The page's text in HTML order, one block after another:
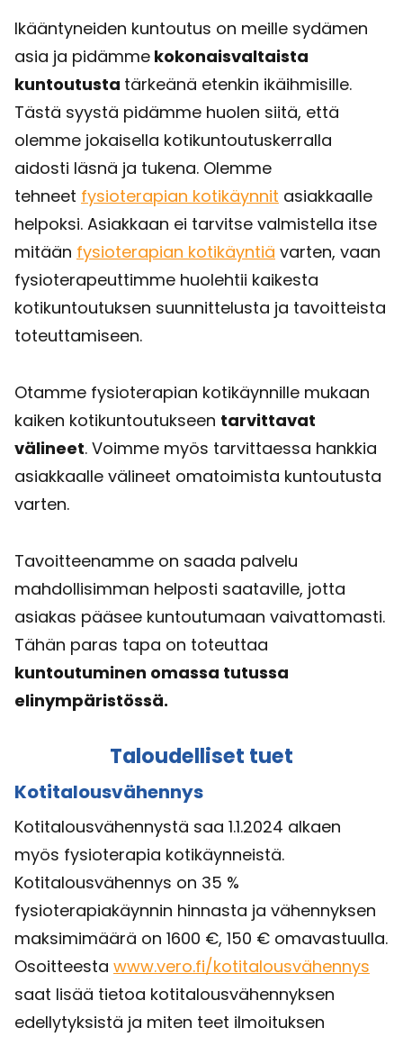
Ikääntyneiden kuntoutus on meille sydämen
asia ja pidämme kokonaisvaltaista
kuntoutusta tärkeänä etenkin ikäihmisille.
Tästä syystä pidämme huolen siitä, että
olemme jokaisella kotikuntoutuskerralla
aidosti läsnä ja tukena. Olemme
tehneet fysioterapian kotikäynnit asiakkaalle
helpoksi. Asiakkaan ei tarvitse valmistella itse
mitään fysioterapian kotikäyntiä varten, vaan
fysioterapeuttimme huolehtii kaikesta
kotikuntoutuksen suunnittelusta ja tavoitteista
toteuttamiseen.
Otamme fysioterapian kotikäynnille mukaan
kaiken kotikuntoutukseen tarvittavat
välineet. Voimme myös tarvittaessa hankkia
asiakkaalle välineet omatoimista kuntoutusta
varten.
Tavoitteenamme on saada palvelu
mahdollisimman helposti saataville, jotta
asiakas pääsee kuntoutumaan vaivattomasti.
Tähän paras tapa on toteuttaa
kuntoutuminen omassa tutussa
elinympäristössä.
Taloudelliset tuet
Kotitalousvähennys
Kotitalousvähennystä saa 1.1.2024 alkaen
myös fysioterapia kotikäynneistä.
Kotitalousvähennys on 35 %
fysioterapiakäynnin hinnasta ja vähennyksen
maksimimäärä on 1600 €, 150 € omavastuulla.
Osoitteesta www.vero.fi/kotitalousvähennys
saat lisää tietoa kotitalousvähennyksen
edellytyksistä ja miten teet ilmoituksen